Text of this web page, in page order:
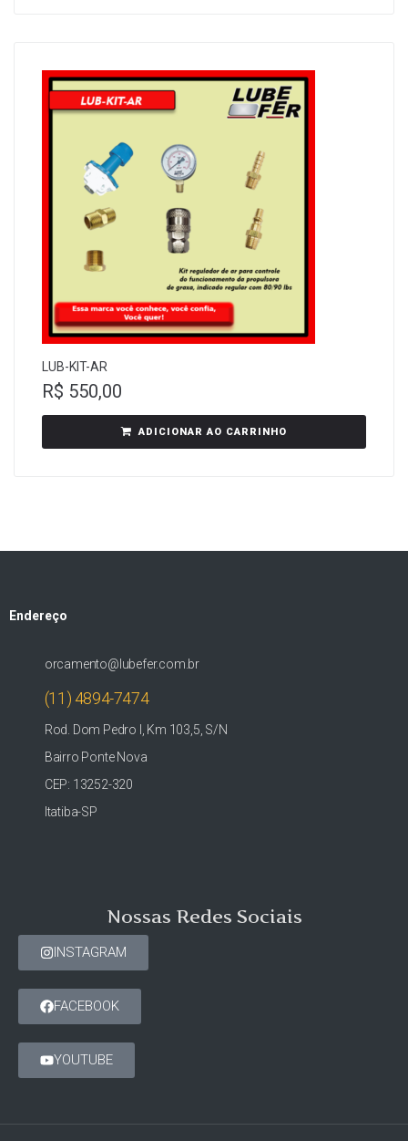
LUB-KIT-AR
R$ 550,00
ADICIONAR AO CARRINHO
Endereço
orcamento@lubefer.com.br
(11) 4894-7474
Rod. Dom Pedro I, Km 103,5, S/N
Bairro Ponte Nova
CEP: 13252-320
Itatiba-SP
Nossas Redes Sociais
INSTAGRAM
FACEBOOK
YOUTUBE